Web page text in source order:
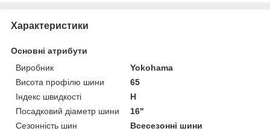
Характеристики
Основні атрибути
Виробник
Yokohama
Висота профілю шини
65
Індекс швидкості
H
Посадковий діаметр шини
16"
Сезонність шин
Всесезонні шини